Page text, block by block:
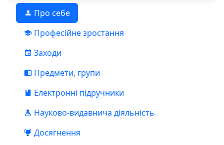
Про себе
Професійне зростання
Заходи
Предмети, групи
Електронні підручники
Науково-видавнича діяльність
Досягнення